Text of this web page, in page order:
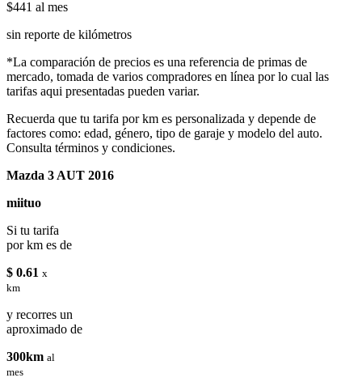
$441 al mes
sin reporte de kilómetros
*La comparación de precios es una referencia de primas de
mercado, tomada de varios compradores en línea por lo cual las
tarifas aqui presentadas pueden variar.
Recuerda que tu tarifa por km es personalizada y depende de
factores como: edad, género, tipo de garaje y modelo del auto.
Consulta términos y condiciones.
Mazda 3 AUT 2016
miituo
Si tu tarifa
por km es de
$ 0.61 x
km
y recorres un
aproximado de
300km al
mes